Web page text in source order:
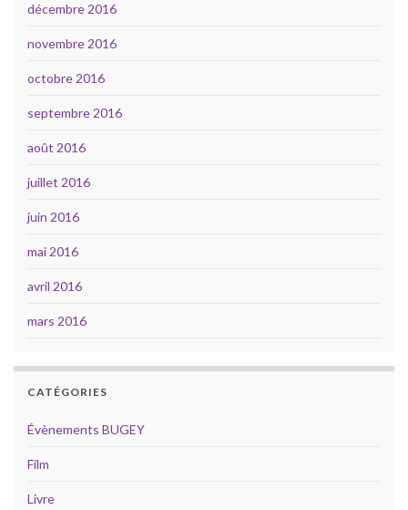
décembre 2016
novembre 2016
octobre 2016
septembre 2016
août 2016
juillet 2016
juin 2016
mai 2016
avril 2016
mars 2016
CATÉGORIES
Évènements BUGEY
Film
Livre